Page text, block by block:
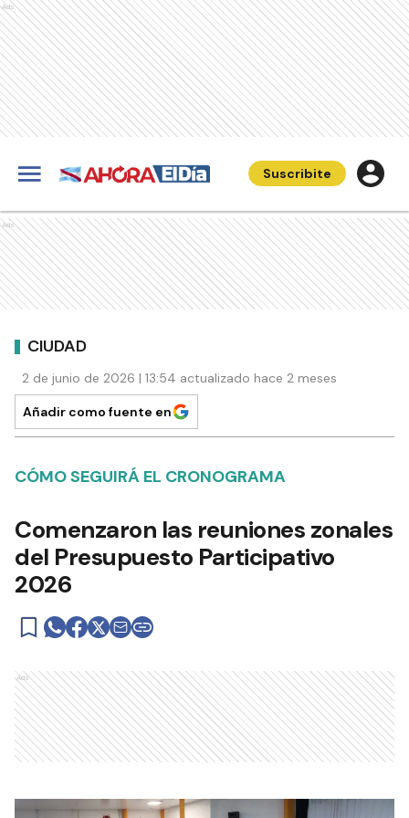
Ads
Suscribite
Ads
CIUDAD
2 de junio de 2026 | 13:54 actualizado hace 2 meses
Añadir como fuente en
CÓMO SEGUIRÁ EL CRONOGRAMA
Comenzaron las reuniones zonales
del Presupuesto Participativo
2026
Ads